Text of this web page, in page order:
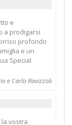
e
a prodigarsi
profondo
e un
Special.
e Carlo Ravizzoli
vostra